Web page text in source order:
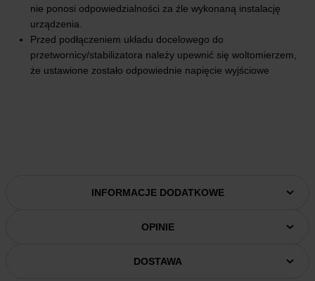
nie ponosi odpowiedzialności za źle wykonaną instalację
urządzenia.
Przed podłączeniem układu docelowego do
przetwornicy/stabilizatora należy upewnić się woltomierzem,
że ustawione zostało odpowiednie napięcie wyjściowe
INFORMACJE DODATKOWE
OPINIE
DOSTAWA